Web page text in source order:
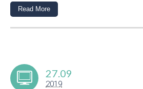
Read More
27.09
2019